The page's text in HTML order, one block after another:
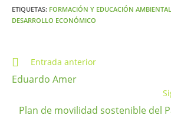
ETIQUETAS: FORMACIÓN Y EDUCACIÓN AMBIENTAL
DESARROLLO ECONÓMICO
Entrada anterior
Eduardo Amer
Plan de movilidad sostenible del